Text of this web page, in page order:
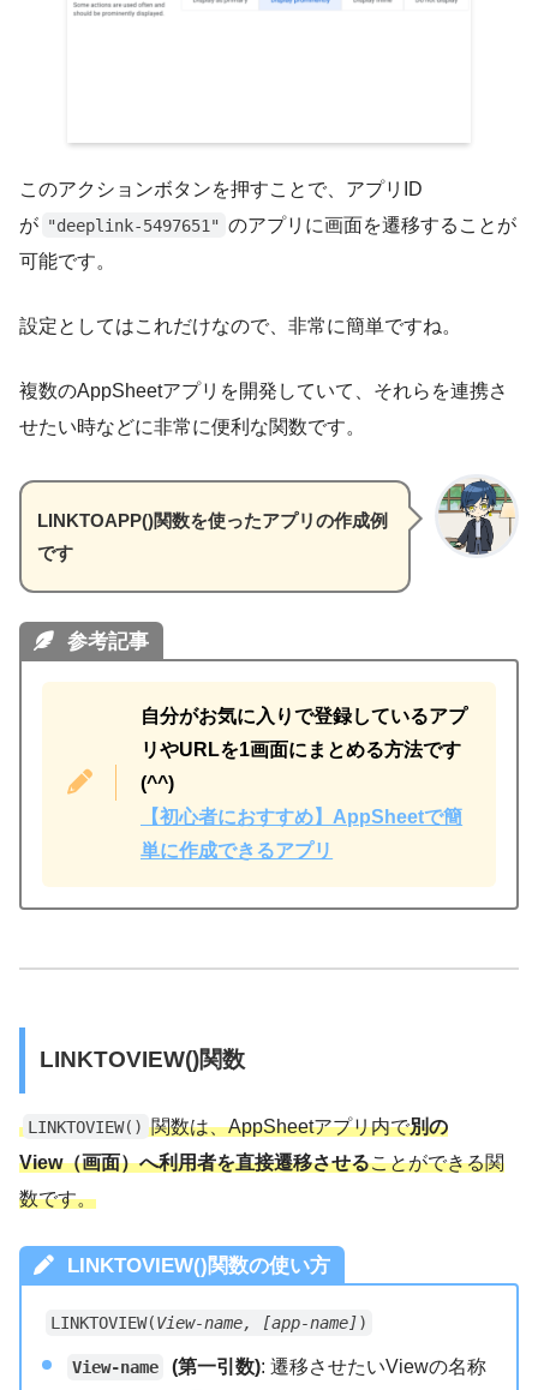
このアクションボタンを押すことで、アプリID
が "deeplink-5497651" のアプリに画面を遷移することが
可能です。
設定としてはこれだけなので、非常に簡単ですね。
複数のAppSheetアプリを開発していて、それらを連携さ
せたい時などに非常に便利な関数です。
LINKTOAPP()関数を使ったアプリの作成例
です
参考記事
自分がお気に入りで登録しているアプ
リやURLを1画面にまとめる方法です
(^^)
【初心者におすすめ】AppSheetで簡
単に作成できるアプリ
LINKTOVIEW()関数
LINKTOVIEW() 関数は、AppSheetアプリ内で別の
View（画面）へ利用者を直接遷移させることができる関
数です。
LINKTOVIEW()関数の使い方
LINKTOVIEW(View-name, [app-name])
View-name (第一引数): 遷移させたいViewの名称